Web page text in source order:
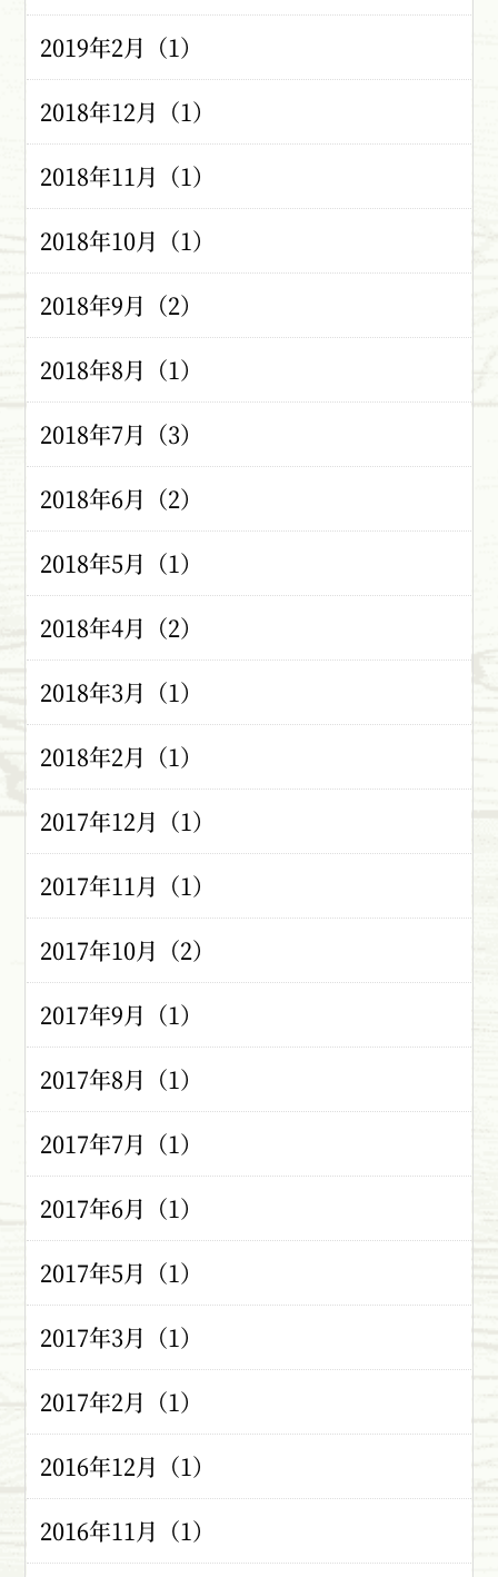
2019年2月（1）
2018年12月（1）
2018年11月（1）
2018年10月（1）
2018年9月（2）
2018年8月（1）
2018年7月（3）
2018年6月（2）
2018年5月（1）
2018年4月（2）
2018年3月（1）
2018年2月（1）
2017年12月（1）
2017年11月（1）
2017年10月（2）
2017年9月（1）
2017年8月（1）
2017年7月（1）
2017年6月（1）
2017年5月（1）
2017年3月（1）
2017年2月（1）
2016年12月（1）
2016年11月（1）